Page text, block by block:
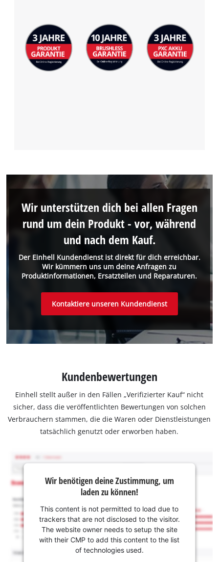
Der Einhell Kundendienst ist direkt für dich erreichbar.
Wir kümmern uns um deine Anfragen zu
Produktinformationen, Ersatzteilen und Reparaturen.
Wir unterstützen dich bei allen Fragen
rund um dein Produkt - vor, während
und nach dem Kauf.
Kontaktiere unseren Kundendienst
Kundenbewertungen
Einhell stellt außer in den Fällen „Verifizierter Kauf“ nicht
sicher, dass die veröffentlichten Bewertungen von solchen
Verbrauchern stammen, die die Waren oder Dienstleistungen
tatsächlich genutzt oder erworben haben.
Wir benötigen deine Zustimmung, um
laden zu können!
This content is not permitted to load due to
trackers that are not disclosed to the visitor.
The website owner needs to setup the site
with their CMP to add this content to the list
of technologies used.